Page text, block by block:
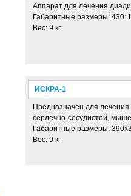
Аппарат для лечения
Габаритные размеры:
Вес: 9 кг
ИСКРА-1
Предназначен для
сердечно-сосудистой,
Габаритные размеры:
Вес: 9 кг